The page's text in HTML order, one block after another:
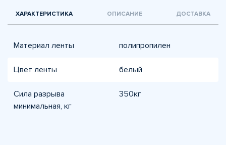
ХАРАКТЕРИСТИКА ОПИСАНИЕ ДОСТАВКА
Материал ленты полипропилен
Цвет ленты белый
Сила разрыва
минимальная, кг
350кг